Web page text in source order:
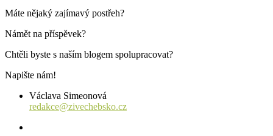
Máte nějaký zajímavý postřeh?
Námět na příspěvek?
Chtěli byste s naším blogem spolupracovat?
Napište nám!
Václava Simeonová
redakce@zivechebsko.cz